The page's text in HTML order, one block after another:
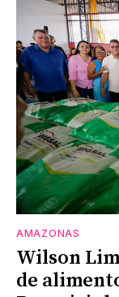
AMAZONAS
Wilson
de